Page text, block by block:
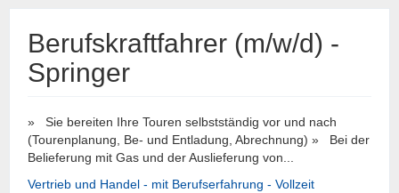
Berufskraftfahrer (m/w/d) -
Springer
» Sie bereiten Ihre Touren selbstständig vor und nach
(Tourenplanung, Be- und Entladung, Abrechnung) » Bei der
Belieferung mit Gas und der Auslieferung von...
Vertrieb und Handel - mit Berufserfahrung - Vollzeit